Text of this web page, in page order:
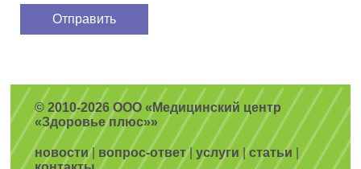
© 2010-2026 ООО «Медицинский центр
«Здоровье плюс»»
новости| вопрос-ответ|услуги |статьи